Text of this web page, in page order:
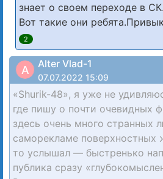
знает о своем переходе в СК.
Вот такие они
2
A Alter Vlad-1
07.07.2022 15:09
«Shurik-48», я уже не
где пишу о почти очевидных
здесь очень много странных
саморекламе поверхностных
то услышал — быстренько
публика сразу